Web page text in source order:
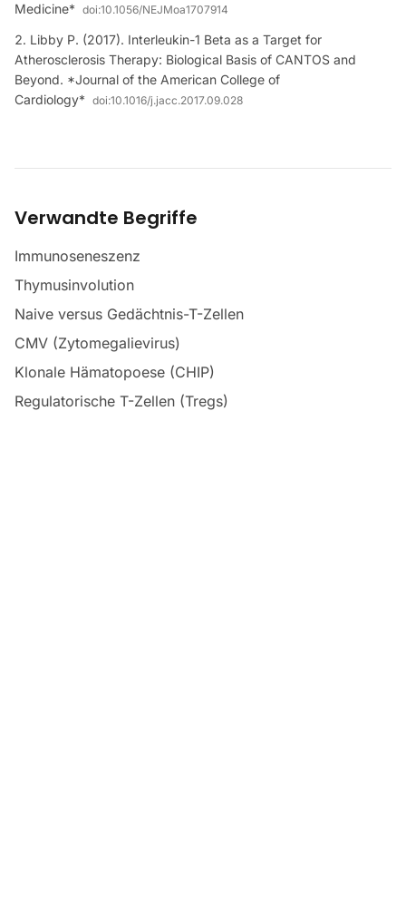
Medicine* doi:10.1056/NEJMoa1707914
Libby P. (2017). Interleukin-1 Beta as a Target for
Atherosclerosis Therapy: Biological Basis of CANTOS and
Beyond. *Journal of the American College of
Cardiology* doi:10.1016/j.jacc.2017.09.028
Verwandte Begriffe
Immunoseneszenz
Thymusinvolution
Naive versus Gedächtnis-T-Zellen
CMV (Zytomegalievirus)
Klonale Hämatopoese (CHIP)
Regulatorische T-Zellen (Tregs)